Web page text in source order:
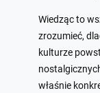
Wiedząc to
zrozumieć,
kulturze
właśnie